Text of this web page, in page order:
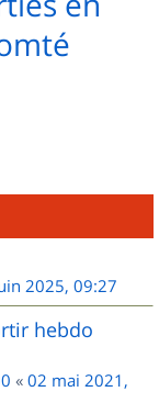
2025, 09:27
hebdo
« 02 mai 2021,